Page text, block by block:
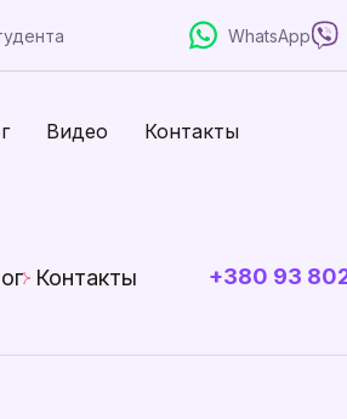
WhatsApp
Видео Контакты
Контакты +380 93